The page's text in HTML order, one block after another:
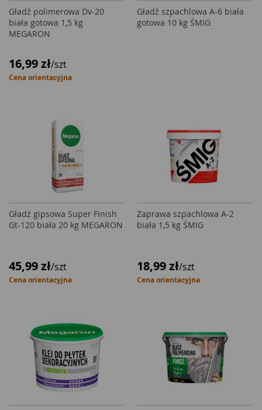
Gładź polimerowa Dv-20
biała gotowa 1,5 kg
MEGARON
16,99 zł/szt
Cena orientacyjna
Gładź szpachlowa A-6 biała
gotowa 10 kg ŚMIG
Gładź gipsowa Super Finish
Gt-120 biała 20 kg MEGARON
45,99 zł/szt
Cena orientacyjna
Zaprawa szpachlowa A-2
biała 1,5 kg ŚMIG
18,99 zł/szt
Cena orientacyjna